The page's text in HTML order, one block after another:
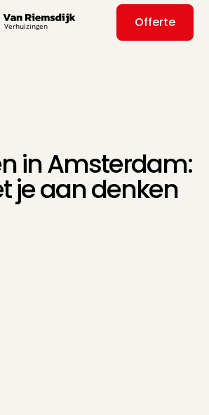
Offerte
in Amsterdam:
je aan denken